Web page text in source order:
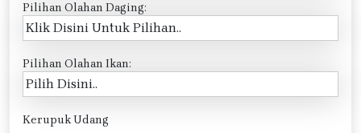
Pilihan Olahan Daging:
Pilihan Olahan Ikan:
Kerupuk Udang